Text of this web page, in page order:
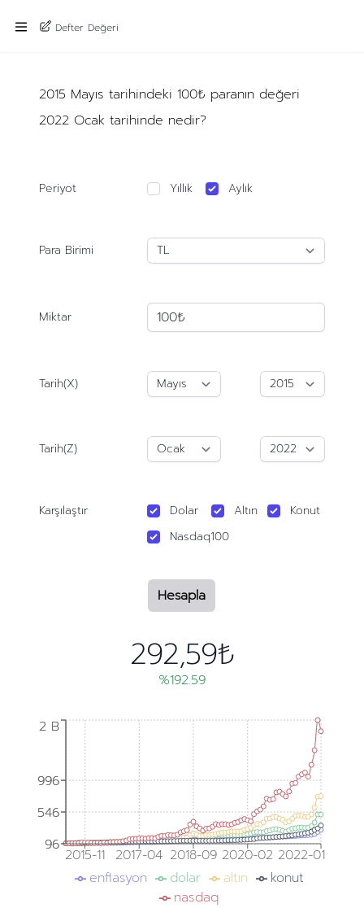
Defter Değeri
2015 Mayıs tarihindeki 100₺ paranın değeri
2022 Ocak tarihinde nedir?
Periyot Yıllık Aylık
Para Birimi
Miktar
Tarih(X)
Tarih(Z)
Karşılaştır Dolar Altın
Konut
Nasdaq100
Hesapla
292,59₺
%192.59
2015-11 2017-04 2018-09 2020-02 2022-01
96
546
996
2 B
96
546
996
2 B
enflasyon dolar altın
konut
nasdaq